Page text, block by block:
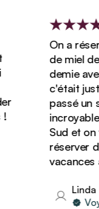
On a
de miel de 3
demie avec
c'était juste
passé un
incroyable
Sud et on
réserver
vacances
Linda